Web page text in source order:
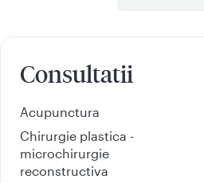
Consultatii
Acupunctura
Chirurgie plastica -
microchirurgie
reconstructiva